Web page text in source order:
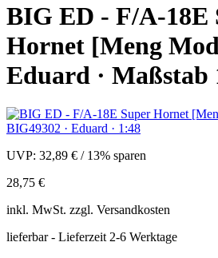
BIG ED - F/A-18E
Hornet [Meng
Eduard · Maßstab
UVP: 32,89 € / 13% sparen
28,75 €
inkl. MwSt. zzgl. Versandkosten
lieferbar - Lieferzeit 2-6 Werktage